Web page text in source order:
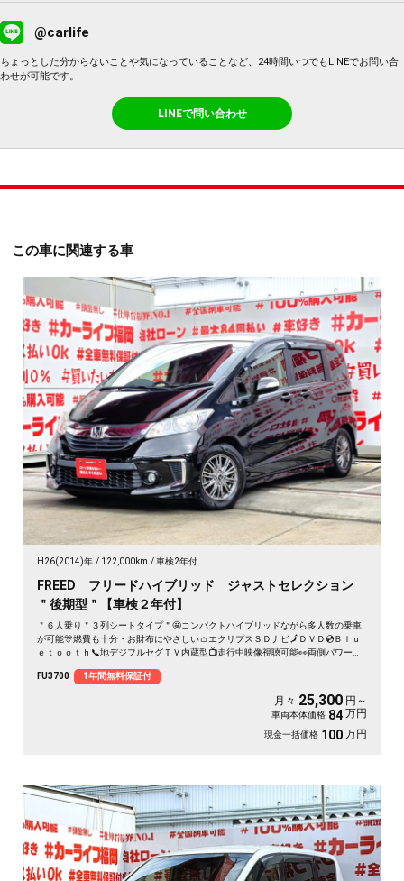
@carlife
ちょっとした分からないことや気になっていることなど、24時間いつでもLINEでお問い合
わせが可能です。
LINEで問い合わせ
この車に関連する車
H26(2014)年 122,000km 車検2年付
FREED フリードハイブリッド ジャストセレクション
＂後期型＂【車検２年付】
＂６人乗り＂３列シートタイプ＂🤩コンパクトハイブリッドながら多人数の乗車
が可能🎊燃費も十分・お財布にやさしい👛エクリプスＳＤナビ🗾ＤＶＤ💿Ｂｌｕ
ｅｔｏｏｔｈ📞地デジフルセグＴＶ内蔵型📺走行中映像視聴可能👀両側パワース
クルーズコントロール機能付・高速道路も運転楽々👏ＨＩＤヘッドライト＆ＬＥ
FU3700 1年間無料保証付
月々 25,300 円～
車両本体価格 84 万円
現金一括価格 100 万円